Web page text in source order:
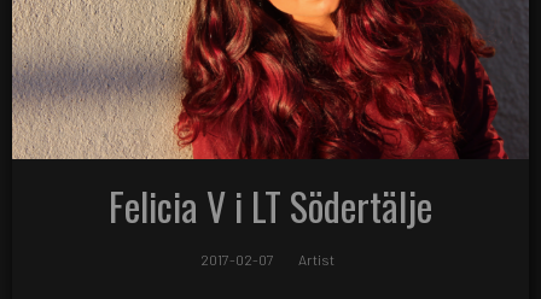
Felicia V i LT Södertälje
2017-02-07 Artist